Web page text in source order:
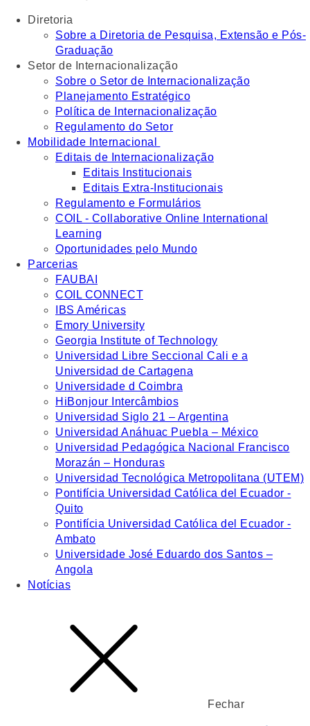
Diretoria
Sobre a Diretoria de Pesquisa, Extensão e Pós-
Graduação
Setor de Internacionalização
Sobre o Setor de Internacionalização
Planejamento Estratégico
Política de Internacionalização
Regulamento do Setor
Mobilidade Internacional
Editais de Internacionalização
Editais Institucionais
Editais Extra-Institucionais
Regulamento e Formulários
COIL - Collaborative Online International
Learning
Oportunidades pelo Mundo
Parcerias
FAUBAI
COIL CONNECT
IBS Américas
Emory University
Georgia Institute of Technology
Universidad Libre Seccional Cali e a
Universidad de Cartagena
Universidade d Coimbra
HiBonjour Intercâmbios
Universidad Siglo 21 – Argentina
Universidad Anáhuac Puebla – México
Universidad Pedagógica Nacional Francisco
Morazán – Honduras
Universidad Tecnológica Metropolitana (UTEM)
Pontifícia Universidad Católica del Ecuador -
Quito
Pontifícia Universidad Católica del Ecuador -
Ambato
Universidade José Eduardo dos Santos –
Angola
Notícias
Fechar